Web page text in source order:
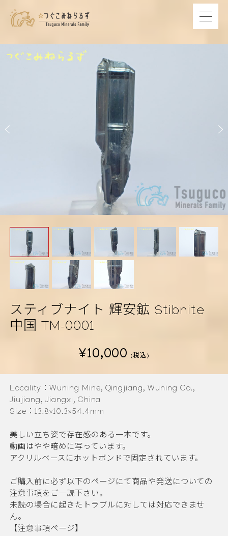
スティブナイト 輝安鉱 Stibnite
中国 TM-0001
¥10,000 (税込)
Locality：Wuning Mine, Qingjiang, Wuning Co.,
Jiujiang, Jiangxi, China
Size：13.8×10.3×54.4mm
美しい立ち姿で存在感のある一本です。
動画はやや暗めに写っています。
アクリルベースにホットボンドで固定されています。
ご購入前に必ず以下のページにて商品や発送についての
注意事項をご一読下さい。
未読の場合に起きたトラブルに対しては対応できませ
ん。
【注意事項ページ】